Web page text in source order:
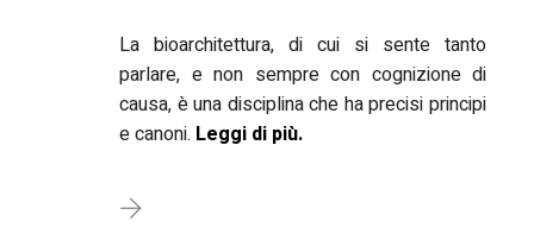
La bioarchitettura, di cui si sente tanto
parlare, e non sempre con cognizione di
causa, è una disciplina che ha precisi principi
e canoni. Leggi di più.